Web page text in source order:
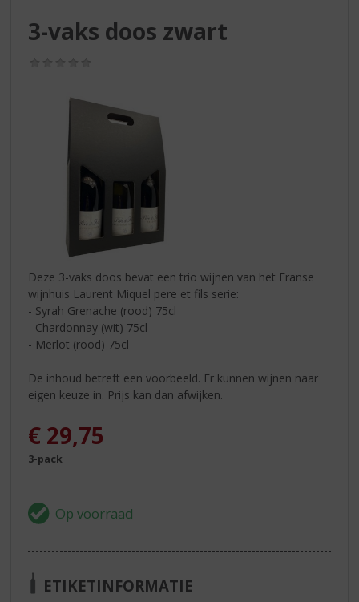
3-vaks doos zwart
Deze 3-vaks doos bevat een trio wijnen van het Franse
wijnhuis Laurent Miquel pere et fils serie:
- Syrah Grenache (rood) 75cl
- Chardonnay (wit) 75cl
- Merlot (rood) 75cl
De inhoud betreft een voorbeeld. Er kunnen wijnen naar
eigen keuze in. Prijs kan dan afwijken.
€ 29,75
3-pack
ETIKETINFORMATIE